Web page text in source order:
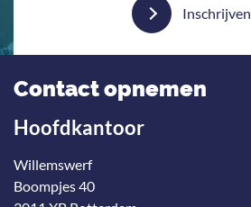
Inschrijven
Contact opnemen
Hoofdkantoor
Willemswerf
Boompjes 40